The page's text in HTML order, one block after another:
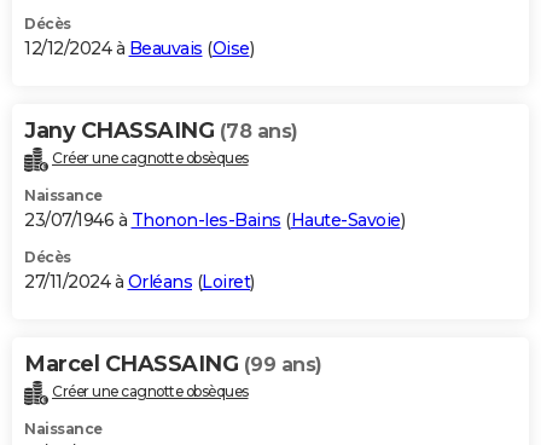
Décès
12/12/2024 à Beauvais (Oise)
Jany CHASSAING (78 ans)
Créer une cagnotte obsèques
Naissance
23/07/1946 à Thonon-les-Bains (Haute-Savoie)
Décès
27/11/2024 à Orléans (Loiret)
Marcel CHASSAING (99 ans)
Créer une cagnotte obsèques
Naissance